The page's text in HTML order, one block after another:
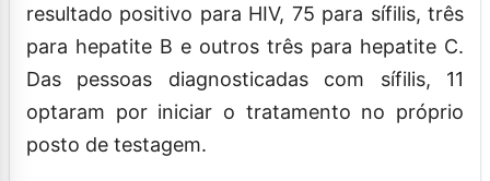
resultado positivo para HIV, 75 para sífilis, três
para hepatite B e outros três para hepatite C.
Das pessoas diagnosticadas com sífilis, 11
optaram por iniciar o tratamento no próprio
posto de testagem.